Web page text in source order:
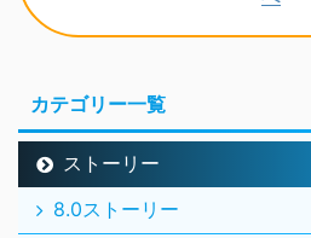
カテゴリー一覧
ストーリー
8.0ストーリー